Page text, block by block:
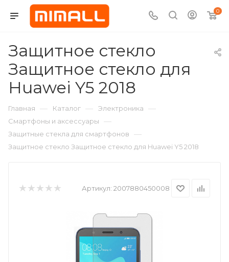
0
Защитное стекло
Защитное стекло для
Huawei Y5 2018
Главная — Каталог — Электроника —
Смартфоны и аксессуары —
Защитные стекла для смартфонов —
Защитное стекло Защитное стекло для Huawei Y5 2018
Артикул: 2007880450008